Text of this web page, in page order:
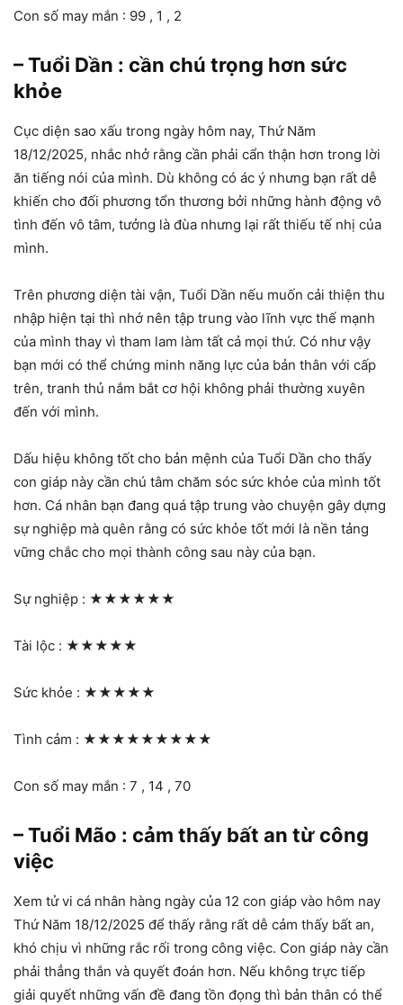
Con số may mắn : 99 , 1 , 2
– Tuổi Dần : cần chú trọng hơn sức
khỏe
Cục diện sao xấu trong ngày hôm nay, Thứ Năm
18/12/2025, nhắc nhở rằng cần phải cẩn thận hơn trong lời
ăn tiếng nói của mình. Dù không có ác ý nhưng bạn rất dễ
khiến cho đối phương tổn thương bởi những hành động vô
tình đến vô tâm, tưởng là đùa nhưng lại rất thiếu tế nhị của
mình.
Trên phương diện tài vận, Tuổi Dần nếu muốn cải thiện thu
nhập hiện tại thì nhớ nên tập trung vào lĩnh vực thế mạnh
của mình thay vì tham lam làm tất cả mọi thứ. Có như vậy
bạn mới có thể chứng minh năng lực của bản thân với cấp
trên, tranh thủ nắm bắt cơ hội không phải thường xuyên
đến với mình.
Dấu hiệu không tốt cho bản mệnh của Tuổi Dần cho thấy
con giáp này cần chú tâm chăm sóc sức khỏe của mình tốt
hơn. Cá nhân bạn đang quá tập trung vào chuyện gây dựng
sự nghiệp mà quên rằng có sức khỏe tốt mới là nền tảng
vững chắc cho mọi thành công sau này của bạn.
Sự nghiệp : ★★★★★★
Tài lộc : ★★★★★
Sức khỏe : ★★★★★
Tình cảm : ★★★★★★★★★
Con số may mắn : 7 , 14 , 70
– Tuổi Mão : cảm thấy bất an từ công
việc
Xem tử vi cá nhân hàng ngày của 12 con giáp vào hôm nay
Thứ Năm 18/12/2025 để thấy rằng rất dễ cảm thấy bất an,
khó chịu vì những rắc rối trong công việc. Con giáp này cần
phải thẳng thắn và quyết đoán hơn. Nếu không trực tiếp
giải quyết những vấn đề đang tồn đọng thì bản thân có thể